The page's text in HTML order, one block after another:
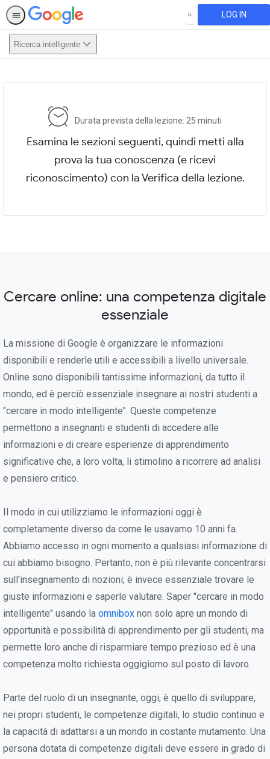
SEARCH LOG IN
Ricerca intelligente
Durata prevista della lezione: 25 minuti
Esamina le sezioni seguenti, quindi metti alla
prova la tua conoscenza (e ricevi
riconoscimento) con la Verifica della lezione.
Cercare online: una competenza digitale
essenziale
La missione di Google è organizzare le informazioni
disponibili e renderle utili e accessibili a livello universale.
Online sono disponibili tantissime informazioni, da tutto il
mondo, ed è perciò essenziale insegnare ai nostri studenti a
"cercare in modo intelligente". Queste competenze
permettono a insegnanti e studenti di accedere alle
informazioni e di creare esperienze di apprendimento
significative che, a loro volta, li stimolino a ricorrere ad analisi
e pensiero critico.
Il modo in cui utilizziamo le informazioni oggi è
completamente diverso da come le usavamo 10 anni fa.
Abbiamo accesso in ogni momento a qualsiasi informazione di
cui abbiamo bisogno. Pertanto, non è più rilevante concentrarsi
sull'insegnamento di nozioni; è invece essenziale trovare le
giuste informazioni e saperle valutare. Saper "cercare in modo
intelligente" usando la omnibox non solo apre un mondo di
opportunità e possibilità di apprendimento per gli studenti, ma
permette loro anche di risparmiare tempo prezioso ed è una
competenza molto richiesta oggigiorno sul posto di lavoro.
Parte del ruolo di un insegnante, oggi, è quello di sviluppare,
nei propri studenti, le competenze digitali, lo studio continuo e
la capacità di adattarsi a un mondo in costante mutamento. Una
persona dotata di competenze digitali deve essere in grado di